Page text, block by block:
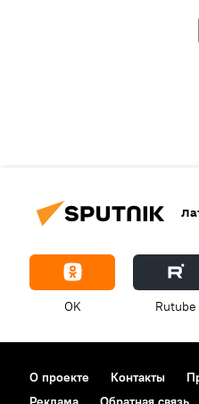
OK Rutube
О проекте Контакты